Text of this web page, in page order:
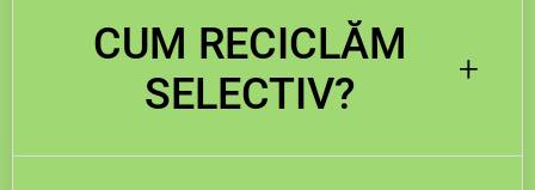
CUM RECICLĂM
SELECTIV?
+